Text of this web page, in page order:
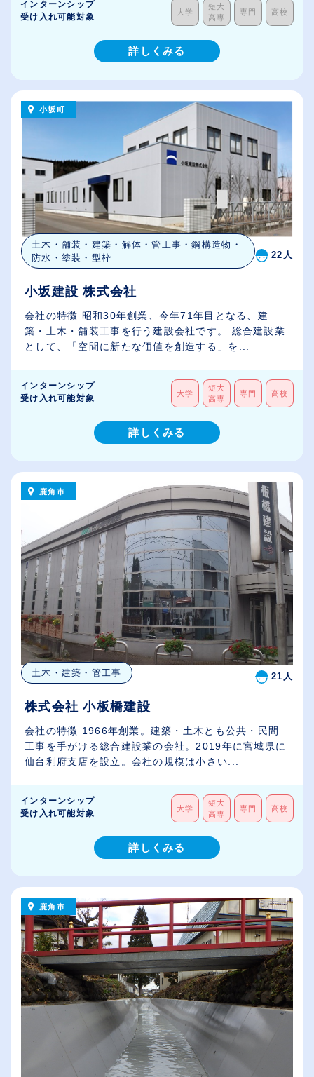
インターンシップ
受け入れ可能対象
大学
短大
高専
専門 高校
詳しくみる
小坂町
土木・舗装・建築・解体・管工事・鋼構造物・
防水・塗装・型枠
22人
小坂建設 株式会社
会社の特徴 昭和30年創業、今年71年目となる、建
築・土木・舗装工事を行う建設会社です。 総合建設業
として、「空間に新たな価値を創造する」を...
インターンシップ
受け入れ可能対象
大学
短大
高専
専門 高校
詳しくみる
鹿角市
土木・建築・管工事 21人
株式会社 小板橋建設
会社の特徴 1966年創業。建築・土木とも公共・民間
工事を手がける総合建設業の会社。2019年に宮城県に
仙台利府支店を設立。会社の規模は小さい...
インターンシップ
受け入れ可能対象
大学
短大
高専
専門 高校
詳しくみる
鹿角市